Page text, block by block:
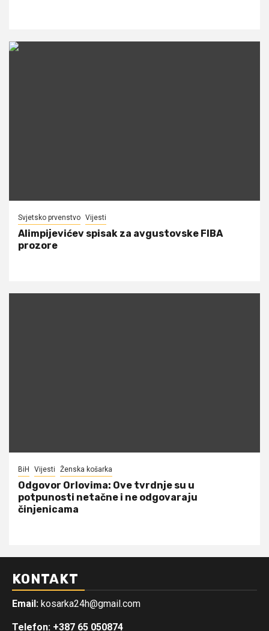
Svjetsko prvenstvo Vijesti
Alimpijevićev spisak za avgustovske FIBA
prozore
BiH Vijesti Ženska košarka
Odgovor Orlovima: ​Ove tvrdnje su u
potpunosti netačne i ne odgovaraju
činjenicama
KONTAKT
Email: kosarka24h@gmail.com
Telefon: +387 65 050874